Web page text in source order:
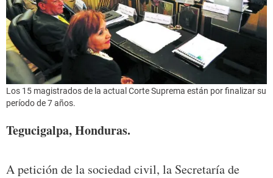
Los 15 magistrados de la actual Corte Suprema están por finalizar su
período de 7 años.
Tegucigalpa, Honduras.
A petición de la sociedad civil, la Secretaría de